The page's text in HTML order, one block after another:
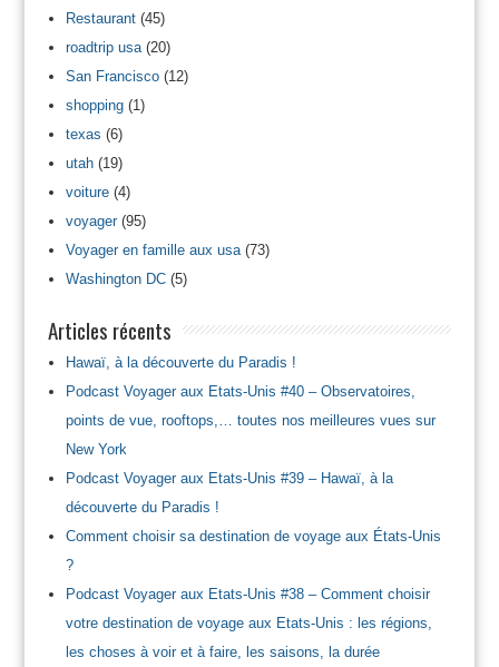
Restaurant(45)
roadtrip usa(20)
San Francisco(12)
shopping(1)
texas (6)
utah(19)
voiture(4)
voyager(95)
Voyager en famille aux usa(73)
Washington DC(5)
Articles récents
Hawaï, à la découverte du Paradis !
Podcast Voyager aux Etats-Unis #40 – Observatoires,
points de vue, rooftops,… toutes nos meilleures vues sur
New York
Podcast Voyager aux Etats-Unis #39 – Hawaï, à la
découverte du Paradis !
Comment choisir sa destination de voyage aux États-Unis
?
Podcast Voyager aux Etats-Unis #38 – Comment choisir
votre destination de voyage aux Etats-Unis : les régions,
les choses à voir et à faire, les saisons, la durée